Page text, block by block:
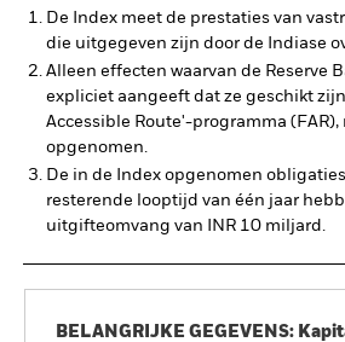
De Index meet de prestaties van
die uitgegeven zijn door de Indiase
Alleen effecten waarvan de Reserve
expliciet aangeeft dat ze geschikt
Accessible Route'-programma
opgenomen.
De in de Index opgenomen
resterende looptijd van één jaar
uitgifteomvang van INR 10 miljard.
BELANGRIJKE GEGEVENS: